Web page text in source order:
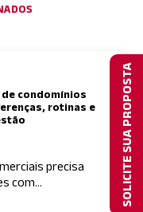
condomínios
rotinas e
precisa
com...
SOLICITE SUA PROPOSTA